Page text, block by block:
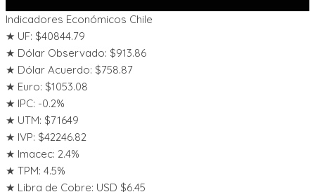
Indicadores Económicos Chile
★ UF: $40844.79
★ Dólar Observado: $913.86
★ Dólar Acuerdo: $758.87
★ Euro: $1053.08
★ IPC: -0.2%
★ UTM: $71649
★ IVP: $42246.82
★ Imacec: 2.4%
★ TPM: 4.5%
★ Libra de Cobre: USD $6.45